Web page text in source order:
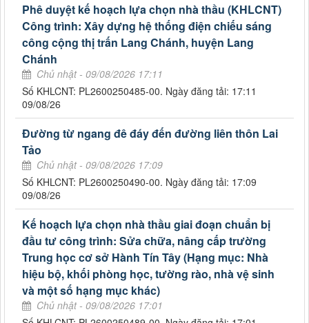
Phê duyệt kế hoạch lựa chọn nhà thầu (KHLCNT)
Công trình: Xây dựng hệ thống điện chiếu sáng
công cộng thị trấn Lang Chánh, huyện Lang
Chánh
Chủ nhật - 09/08/2026 17:11
Số KHLCNT: PL2600250485-00. Ngày đăng tải: 17:11
09/08/26
Đường từ ngang đê đáy đến đường liên thôn Lai
Tảo
Chủ nhật - 09/08/2026 17:09
Số KHLCNT: PL2600250490-00. Ngày đăng tải: 17:09
09/08/26
Kế hoạch lựa chọn nhà thầu giai đoạn chuẩn bị
đầu tư công trình: Sửa chữa, nâng cấp trường
Trung học cơ sở Hành Tín Tây (Hạng mục: Nhà
hiệu bộ, khối phòng học, tường rào, nhà vệ sinh
và một số hạng mục khác)
Chủ nhật - 09/08/2026 17:01